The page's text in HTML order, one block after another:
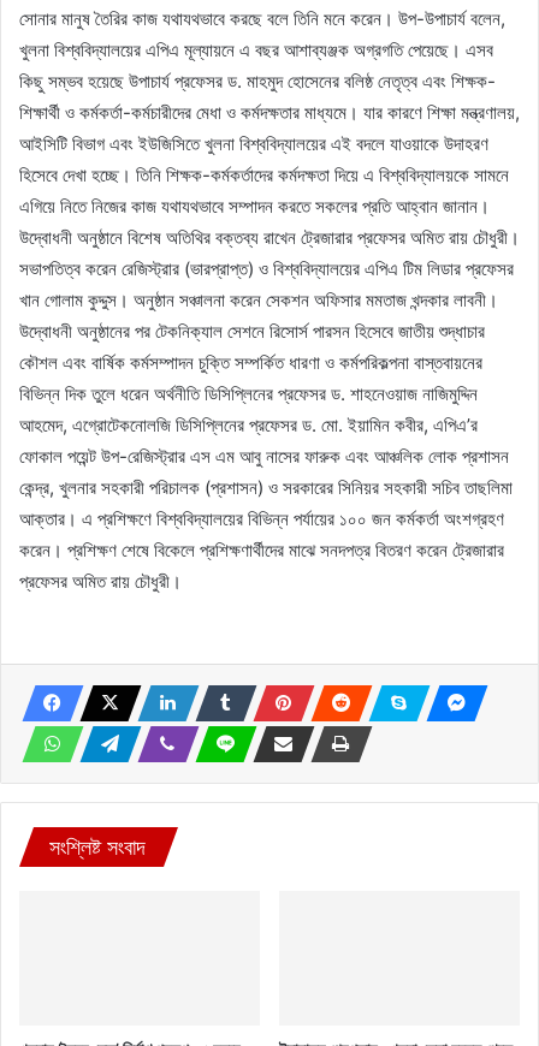
সোনার মানুষ তৈরির কাজ যথাযথভাবে করছে বলে তিনি মনে করেন। উপ-উপাচার্য বলেন,
খুলনা বিশ্ববিদ্যালয়ের এপিএ মূল্যায়নে এ বছর আশাব্যঞ্জক অগ্রগতি পেয়েছে। এসব
কিছু সম্ভব হয়েছে উপাচার্য প্রফেসর ড. মাহমুদ হোসেনের বলিষ্ঠ নেতৃত্ব এবং শিক্ষক-
শিক্ষার্থী ও কর্মকর্তা-কর্মচারীদের মেধা ও কর্মদক্ষতার মাধ্যমে। যার কারণে শিক্ষা মন্ত্রণালয়,
আইসিটি বিভাগ এবং ইউজিসিতে খুলনা বিশ্ববিদ্যালয়ের এই বদলে যাওয়াকে উদাহরণ
হিসেবে দেখা হচ্ছে। তিনি শিক্ষক-কর্মকর্তাদের কর্মদক্ষতা দিয়ে এ বিশ্ববিদ্যালয়কে সামনে
এগিয়ে নিতে নিজের কাজ যথাযথভাবে সম্পাদন করতে সকলের প্রতি আহ্বান জানান।
উদ্বোধনী অনুষ্ঠানে বিশেষ অতিথির বক্তব্য রাখেন ট্রেজারার প্রফেসর অমিত রায় চৌধুরী।
সভাপতিত্ব করেন রেজিস্ট্রার (ভারপ্রাপ্ত) ও বিশ্ববিদ্যালয়ের এপিএ টিম লিডার প্রফেসর
খান গোলাম কুদ্দুস। অনুষ্ঠান সঞ্চালনা করেন সেকশন অফিসার মমতাজ খন্দকার লাবনী।
উদ্বোধনী অনুষ্ঠানের পর টেকনিক্যাল সেশনে রিসোর্স পারসন হিসেবে জাতীয় শুদ্ধাচার
কৌশল এবং বার্ষিক কর্মসম্পাদন চুক্তি সম্পর্কিত ধারণা ও কর্মপরিকল্পনা বাস্তবায়নের
বিভিন্ন দিক তুলে ধরেন অর্থনীতি ডিসিপ্লিনের প্রফেসর ড. শাহনেওয়াজ নাজিমুদ্দিন
আহমেদ, এগ্রোটেকনোলজি ডিসিপ্লিনের প্রফেসর ড. মো. ইয়ামিন কবীর, এপিএ’র
ফোকাল পয়েন্ট উপ-রেজিস্ট্রার এস এম আবু নাসের ফারুক এবং আঞ্চলিক লোক প্রশাসন
কেন্দ্র, খুলনার সহকারী পরিচালক (প্রশাসন) ও সরকারের সিনিয়র সহকারী সচিব তাছলিমা
আক্তার। এ প্রশিক্ষণে বিশ্ববিদ্যালয়ের বিভিন্ন পর্যায়ের ১০০ জন কর্মকর্তা অংশগ্রহণ
করেন। প্রশিক্ষণ শেষে বিকেলে প্রশিক্ষণার্থীদের মাঝে সনদপত্র বিতরণ করেন ট্রেজারার
প্রফেসর অমিত রায় চৌধুরী।
সংশ্লিষ্ট সংবাদ